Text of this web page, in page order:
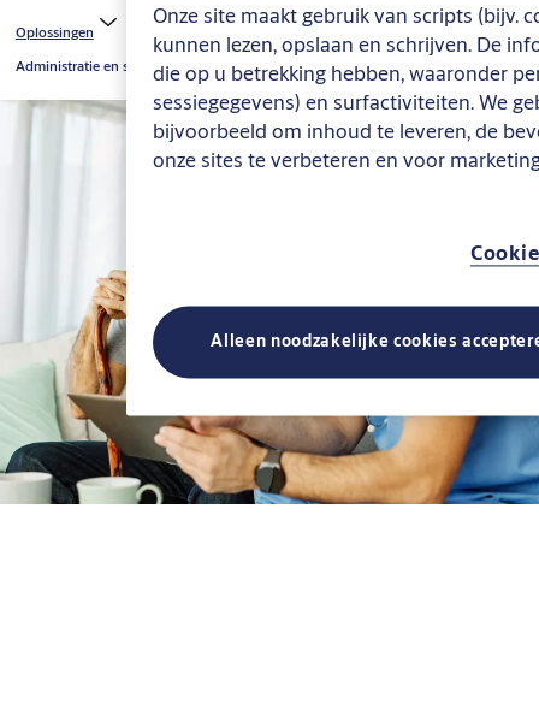
Oplossingen
Administratie en software
Onze site maakt gebruik van scripts (bijv.
kunnen lezen, opslaan en schrijven. De
die op u betrekking hebben, waaronder
sessiegegevens) en surfactiviteiten. We
bijvoorbeeld om inhoud te leveren, de
onze sites te verbeteren en voor
Alleen noodzakelijke cookies